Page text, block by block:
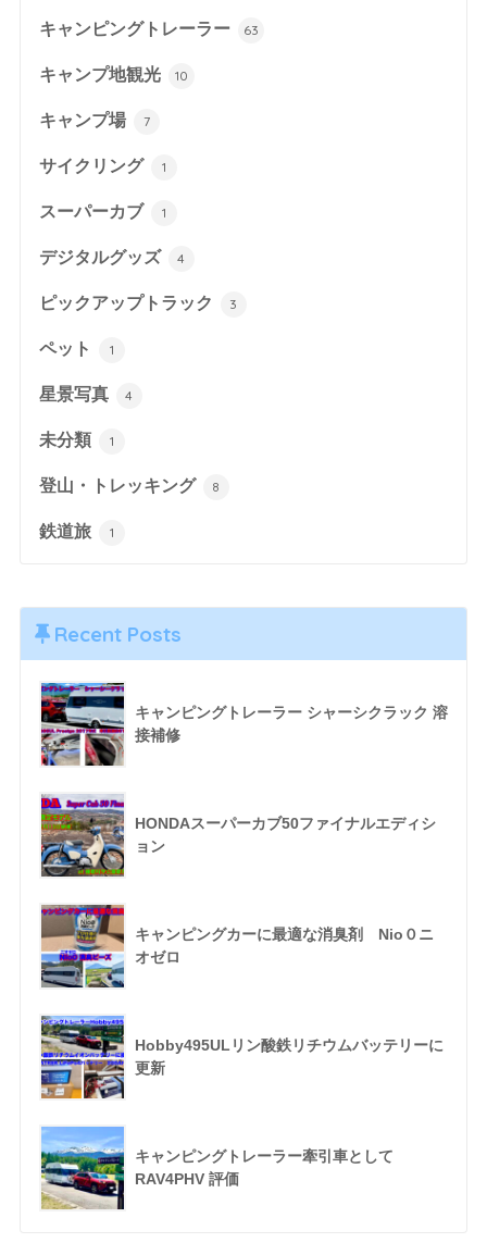
キャンピングトレーラー 63
キャンプ地観光 10
キャンプ場 7
サイクリング 1
スーパーカブ 1
デジタルグッズ 4
ピックアップトラック 3
ペット 1
星景写真 4
未分類 1
登山・トレッキング 8
鉄道旅 1
Recent Posts
キャンピングトレーラー シャーシクラック 溶
接補修
HONDAスーパーカブ50ファイナルエディシ
ョン
キャンピングカーに最適な消臭剤 Nio０ニ
オゼロ
Hobby495ULリン酸鉄リチウムバッテリーに
更新
キャンピングトレーラー牽引車として
RAV4PHV 評価